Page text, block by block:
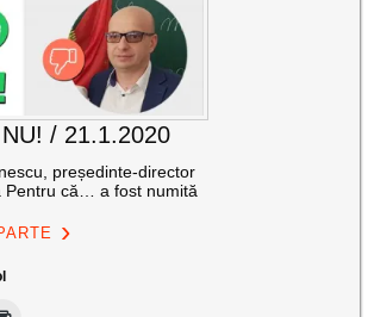
/ 21.1.2020
președinte-director
Pentru că… a fost numită